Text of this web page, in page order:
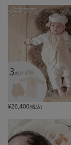
¥26,400(税込)